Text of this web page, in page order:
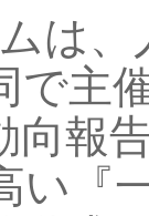
は
で主
向報
い『